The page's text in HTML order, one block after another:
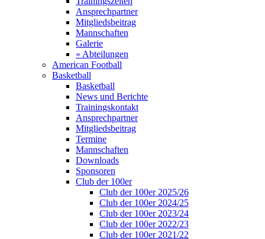
Ansprechpartner
Mitgliedsbeitrag
Mannschaften
Galerie
« Abteilungen
American Football
Basketball
Basketball
News und Berichte
Trainingskontakt
Ansprechpartner
Mitgliedsbeitrag
Termine
Mannschaften
Downloads
Sponsoren
Club der 100er
Club der 100er 2025/26
Club der 100er 2024/25
Club der 100er 2023/24
Club der 100er 2022/23
Club der 100er 2021/22